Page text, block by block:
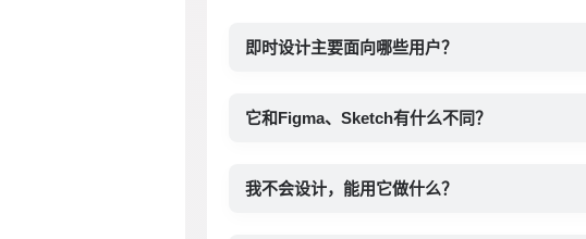
即时设计主要面向哪些用户？
它和Figma、Sketch有什么不同？
我不会设计，能用它做什么？